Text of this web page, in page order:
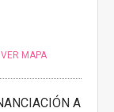
VER MAPA
A